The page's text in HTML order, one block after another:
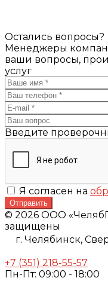
Остались вопросы?
Менеджеры
ваши вопросы,
услуг
Введите
Я согласен на
Отправить
© 2026 ООО
защищены
г. Челябинск,
+7 (351) 218-55-57
Пн-Пт: 09:00 - 18:00